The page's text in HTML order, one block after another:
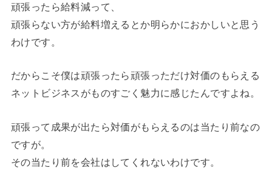
頑張ったら給料減って、
頑張らない方が給料増えるとか明らかにおかしいと思う
わけです。
だからこそ僕は頑張ったら頑張っただけ対価のもらえる
ネットビジネスがものすごく魅力に感じたんですよね。
頑張って成果が出たら対価がもらえるのは当たり前なの
ですが。
その当たり前を会社はしてくれないわけです。